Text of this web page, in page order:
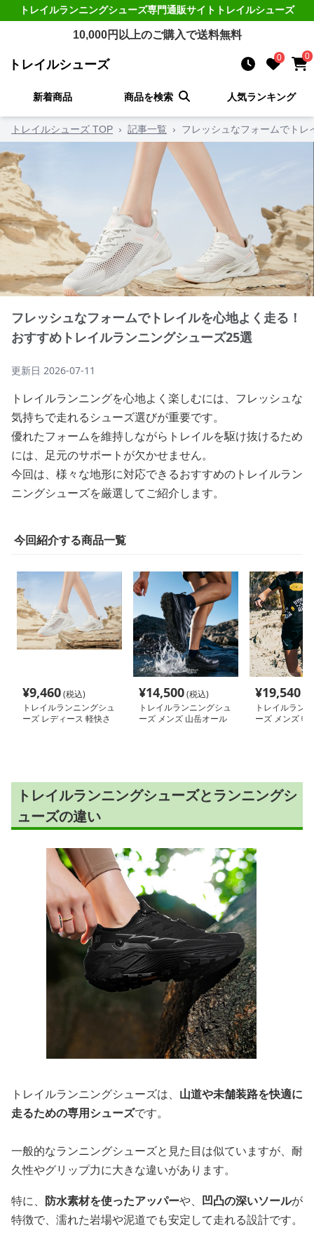
トレイルランニングシューズ専門通販サイト トレイルシューズ
10,000円以上のご購入で送料無料
トレイルシューズ 0 0
新着商品 商品を検索 人気ランキング
トレイルシューズ TOP › 記事一覧 › フレッシュなフォームでト
フレッシュなフォームでトレイルを心地よく走る！
おすすめトレイルランニングシューズ25選
更新日 2026-07-11
トレイルランニングを心地よく楽しむには、フレッシュな
気持ちで走れるシューズ選びが重要です。
優れたフォームを維持しながらトレイルを駆け抜けるため
には、足元のサポートが欠かせません。
今回は、様々な地形に対応できるおすすめのトレイルラン
ニングシューズを厳選してご紹介します。
今回紹介する商品一覧
¥9,460(税込)
トレイルランニングシュ
ーズ レディース 軽快さ
¥14,500(税込)
トレイルランニングシュ
ーズ メンズ 山岳オール
¥19,540
トレイルラン
ーズ メンズ 軽
トレイルランニングシューズとランニングシ
ューズの違い
トレイルランニングシューズは、 山道や未舗装路を快適に
走るための専用シューズです。
一般的なランニングシューズと見た目は似ていますが、耐
久性やグリップ力に大きな違いがあります。
特に、 防水素材を使ったアッパーや、 凹凸の深いソールが
特徴で、濡れた岩場や泥道でも安定して走れる設計です。